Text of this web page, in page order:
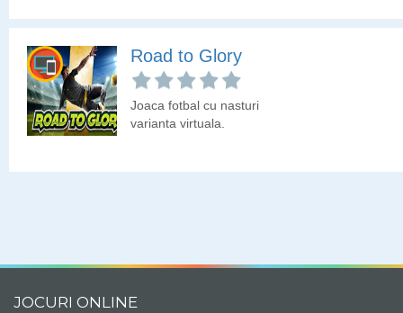
Road to Glory
Joaca fotbal cu nasturi
varianta virtuala.
JOCURI ONLINE